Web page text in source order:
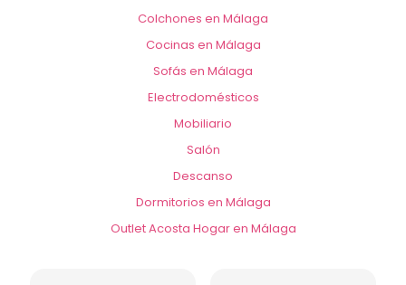
Colchones en Málaga
Cocinas en Málaga
Sofás en Málaga
Electrodomésticos
Mobiliario
Salón
Descanso
Dormitorios en Málaga
Outlet Acosta Hogar en Málaga